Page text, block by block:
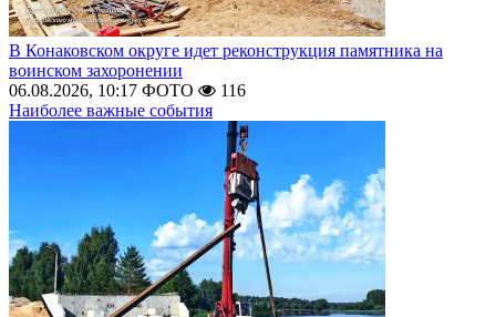
В Конаковском округе идет реконструкция памятника на
воинском захоронении
06.08.2026, 10:17 ФОТО
116
Наиболее важные события